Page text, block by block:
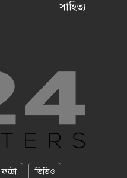
সাহিত্য
ফটো ভিডিও